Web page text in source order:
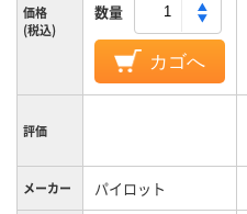
価格
(税込)
数量
カゴへ
評価
メーカー パイロット